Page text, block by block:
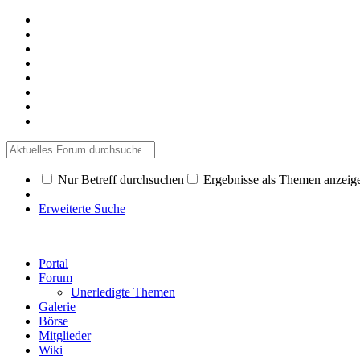
Nur Betreff durchsuchen Ergebnisse als Themen
Erweiterte Suche
Portal
Forum
Unerledigte Themen
Galerie
Börse
Mitglieder
Wiki